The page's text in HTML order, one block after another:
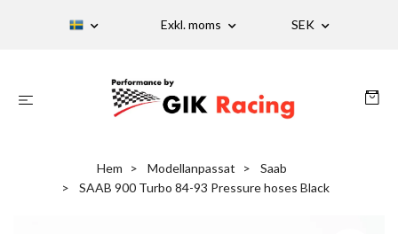
Exkl. moms SEK
Hem Modellanpassat
Saab
SAAB 900 Turbo 84-93 Pressure hoses Black